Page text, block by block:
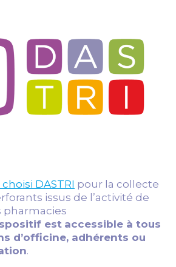
DASTRI pour la collecte
issus de l’activité de
pharmacies
est accessible à tous
d’officine, adhérents ou
.